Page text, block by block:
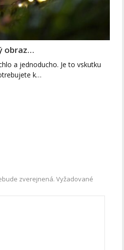
obraz…
a jednoducho. Je to vskutku
k…
zverejnená. Vyžadované